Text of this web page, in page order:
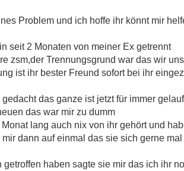
Problem und ich hoffe ihr könnt mir
seit 2 Monaten von meiner Ex getrennt
zsm,der Trennungsgrund war das wir
ist ihr bester Freund sofort bei ihr
das ganze ist jetzt für immer
das war mir zu dumm
Monat lang auch nix von ihr gehört und
dann auf einmal das sie sich gerne
getroffen haben sagte sie mir das ich ihr